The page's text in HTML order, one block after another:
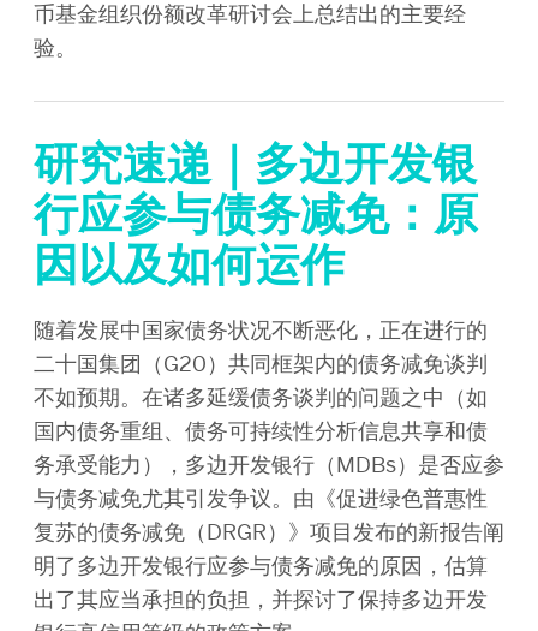
币基金组织份额改革研讨会上总结出的主要经
验。
研究速递｜多边开发银
行应参与债务减免：原
因以及如何运作
随着发展中国家债务状况不断恶化，正在进行的
二十国集团（G20）共同框架内的债务减免谈判
不如预期。在诸多延缓债务谈判的问题之中（如
国内债务重组、债务可持续性分析信息共享和债
务承受能力），多边开发银行（MDBs）是否应参
与债务减免尤其引发争议。由《促进绿色普惠性
复苏的债务减免（DRGR）》项目发布的新报告阐
明了多边开发银行应参与债务减免的原因，估算
出了其应当承担的负担，并探讨了保持多边开发